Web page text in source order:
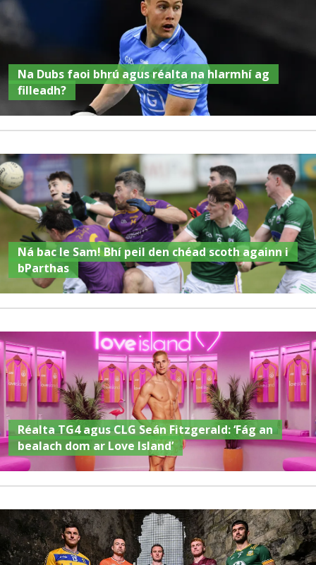
Na Dubs faoi bhrú agus réalta na hIarmhí ag
filleadh?
Ná bac le Sam! Bhí peil den chéad scoth againn i
bParthas
Réalta TG4 agus CLG Seán Fitzgerald: ‘Fág an
bealach dom ar Love Island’